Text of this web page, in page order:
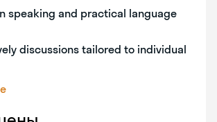
speaking and practical language
discussions tailored to individual